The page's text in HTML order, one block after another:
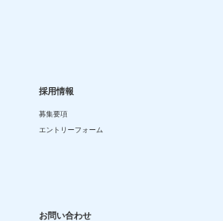
採用情報
募集要項
エントリーフォーム
お問い合わせ